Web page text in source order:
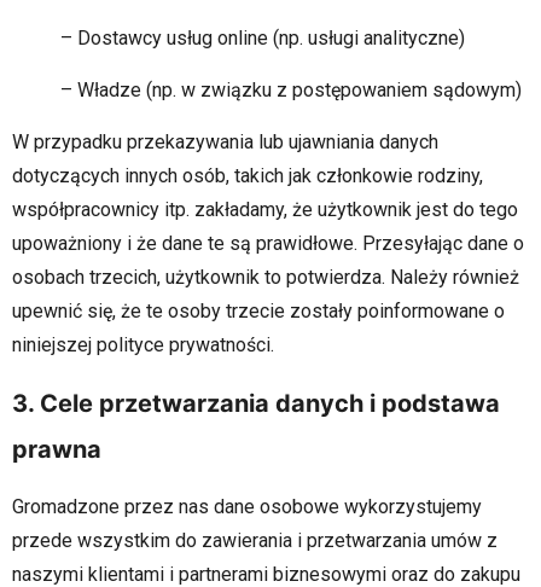
– Dostawcy usług online (np. usługi analityczne)
– Władze (np. w związku z postępowaniem sądowym)
W przypadku przekazywania lub ujawniania danych
dotyczących innych osób, takich jak członkowie rodziny,
współpracownicy itp. zakładamy, że użytkownik jest do tego
upoważniony i że dane te są prawidłowe. Przesyłając dane o
osobach trzecich, użytkownik to potwierdza. Należy również
upewnić się, że te osoby trzecie zostały poinformowane o
niniejszej polityce prywatności.
3. Cele przetwarzania danych i podstawa
prawna
Gromadzone przez nas dane osobowe wykorzystujemy
przede wszystkim do zawierania i przetwarzania umów z
naszymi klientami i partnerami biznesowymi oraz do zakupu